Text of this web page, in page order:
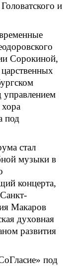
и
Сорокиной,
управлением
под
стал
музыки в
концерта,
Макаров
духовная
развития
под